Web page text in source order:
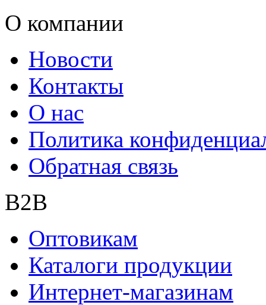
О компании
Новости
Контакты
О нас
Политика
Обратная связь
B2B
Оптовикам
Каталоги продукции
Интернет-магазинам